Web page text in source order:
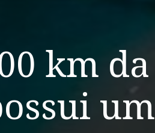
km da
um